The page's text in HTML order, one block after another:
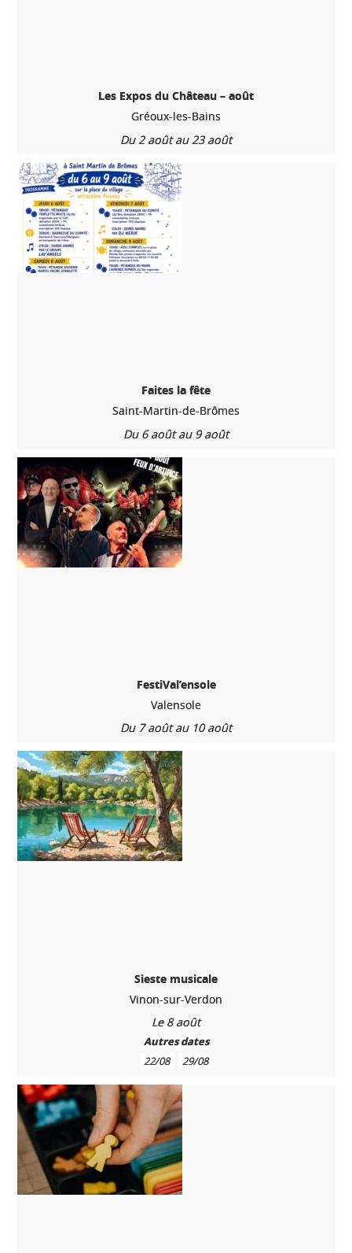
Les Expos du Château – août
Gréoux-les-Bains
Du 2 août au 23 août
Faites la fête
Saint-Martin-de-Brômes
Du 6 août au 9 août
FestiVal’ensole
Valensole
Du 7 août au 10 août
Sieste musicale
Vinon-sur-Verdon
Le 8 août
Autres dates
22/08
29/08